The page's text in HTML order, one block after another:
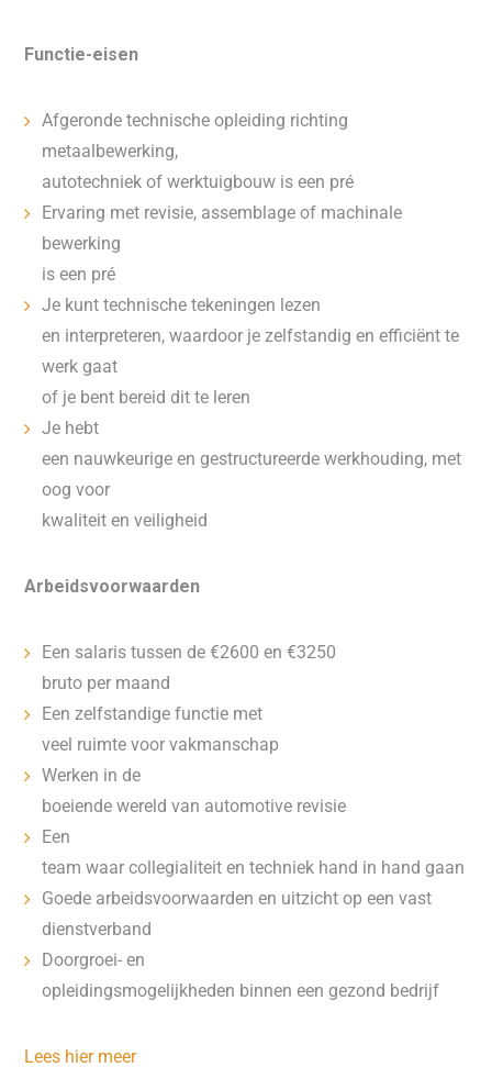
Functie-eisen
Afgeronde technische opleiding richting
metaalbewerking,
autotechniek of werktuigbouw is een pré
Ervaring met revisie, assemblage of machinale
bewerking
is een pré
Je kunt technische tekeningen lezen
en interpreteren, waardoor je zelfstandig en efficiënt te
werk gaat
of je bent bereid dit te leren
Je hebt
een nauwkeurige en gestructureerde werkhouding, met
oog voor
kwaliteit en veiligheid
Arbeidsvoorwaarden
Een salaris tussen de €2600 en €3250
bruto per maand
Een zelfstandige functie met
veel ruimte voor vakmanschap
Werken in de
boeiende wereld van automotive revisie
Een
team waar collegialiteit en techniek hand in hand gaan
Goede arbeidsvoorwaarden en uitzicht op een vast
dienstverband
Doorgroei- en
opleidingsmogelijkheden binnen een gezond bedrijf
Lees hier meer